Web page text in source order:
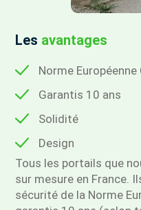
Les avantages
Norme Européenne
Garantis 10 ans
Solidité
Design
Tous les portails que
sur mesure en France.
sécurité de la Norme